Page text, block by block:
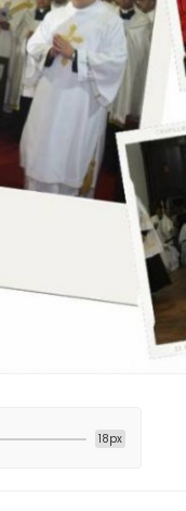
18px